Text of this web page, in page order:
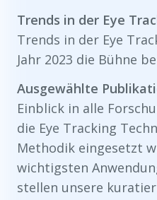
Trends in der Eye
Trends in der Eye
Jahr 2023 die Bühne
Ausgewählte
Einblick in alle
die Eye Tracking
Methodik eingesetzt
wichtigsten
stellen unsere